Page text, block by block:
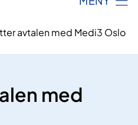
avtalen med Medi3 Oslo
med